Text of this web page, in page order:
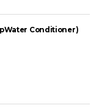
Conditioner)